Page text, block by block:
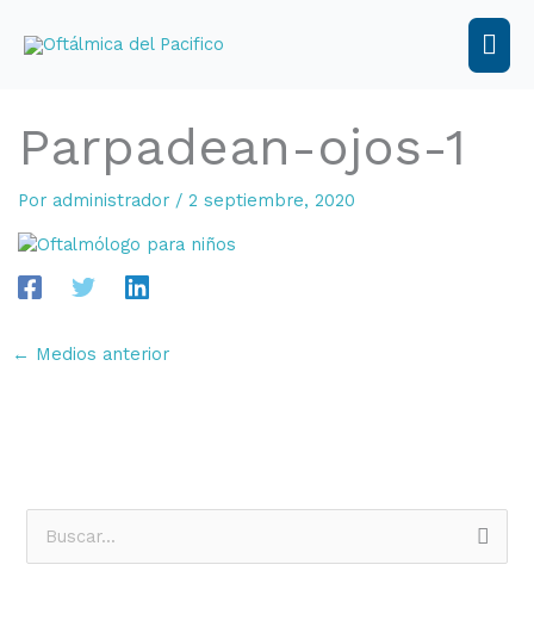
contenido
Parpadean-ojos-1
Por administrador /2 septiembre, 2020
← Medios anterior